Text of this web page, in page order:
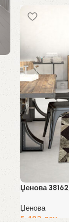
Џенова
Џенова
5,483 ден